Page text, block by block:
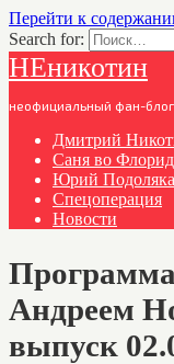
Перейти к
Search for:
НЕникотин
неофициальный фан-блог
Дмитрий
Саня во
Юрий Подоляка
Спецоперация
Новости
Андреем
выпуск